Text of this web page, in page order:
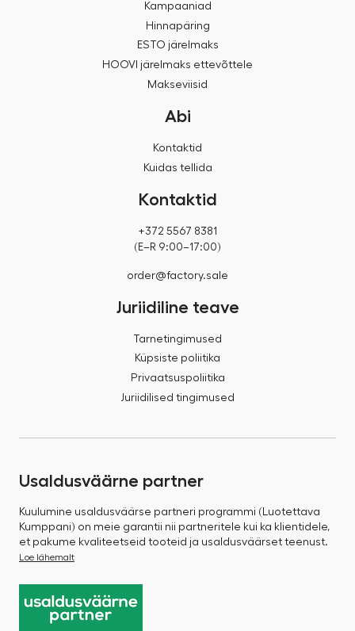
Kampaaniad
Hinnapäring
ESTO järelmaks
HOOVI järelmaks ettevõttele
Makseviisid
Abi
Kontaktid
Kuidas tellida
Kontaktid
+372 5567 8381
(E–R 9:00–17:00)
order@factory.sale
Juriidiline teave
Tarnetingimused
Küpsiste poliitika
Privaatsuspoliitika
Juriidilised tingimused
Usaldusväärne partner
Kuulumine usaldusväärse partneri programmi (Luotettava
Kumppani) on meie garantii nii partneritele kui ka klientidele,
et pakume kvaliteetseid tooteid ja usaldusväärset teenust.
Loe lähemalt